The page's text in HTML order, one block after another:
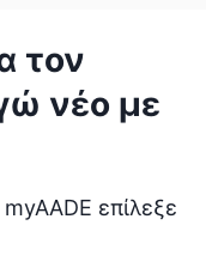
τον
νέο με
επίλεξε